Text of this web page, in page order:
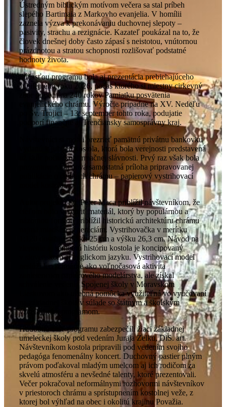
Ústredným biblickým motívom večera sa stal príbeh
slepého Bartimaia z Markovho evanjelia. V homílii
zaznela výzva k prekonávaniu duchovnej slepoty –
pasivity, strachu a rezignácie. Kazateľ poukázal na to, že
človek dnešnej doby často zápasí s neistotou, vnútornou
prázdnotou a stratou schopnosti rozlišovať podstatné
hodnoty života.
Súčasťou programu bola aj prezentácia prebiehajúceho
Jubilejného roku 2026, počas ktorého si miestny cirkevný
zbor pripomína 240 rokov Pamiatku posvätenia
evanjelického chrámu. Výročie pripadne na XV. Nedeľu
po Sv. Trojici – 13. september tohto roka, podujatie
podporí finančne aj Trenčiansky samosprávny kraj.
Návštevníci si mohli prezrieť pamätnú privátnu bankovku
vydanú k jubileu kostola, ktorá bola verejnosti predstavená
už skôr počas konfirmačnej slávnosti. Prvý raz však bola
prezentovaná aj nová samostatná príloha pripravovanej
publikácie o dejinách chrámu – papierový vystrihovací
model kostola.
Autor projektu Dr. Peter Maca priblížil návštevníkom, že
cieľom bolo vytvoriť materiál, ktorý by populárnou a
názornou formou priblížil historickú architektúru chrámu
najmä mladším generáciám. Vystrihovačka v merítku
1:120 dosahuje dĺžku 25 cm a výšku 26,3 cm. Návod na
zlepenie aj samotnú históriu kostola je koncipovaný
v slovenskom aj anglickom jazyku. Vystrihovací model
neslúži len primárne ako voľnočasová aktivita
zanietencom papierového modelárstva, ale získal
schválenie vedenia Spojenej školy v Moravskom
Lieskovom ako učebná pomôcka využiteľná vo vyučovaní
na základnej škole v súlade so štátnym a školským
vzdelávacím programom.
Hudobnú časť programu zabezpečili žiaci základnej
umeleckej školy pod vedením Juraja Zelku, DiS. art.
Návštevníkom kostola pripravili pod vedením svojho
pedagóga fenomenálny koncert. Duchovný pastier plným
právom poďakoval mladým umelcom aj ich rodičom za
skvelú atmosféru a nevšedné talenty, ktoré prezentovali.
Večer pokračoval neformálnymi rozhovormi návštevníkov
v priestoroch chrámu a sprístupnením kostolnej veže, z
ktorej bol výhľad na obec i okolitú krajinu Považia.